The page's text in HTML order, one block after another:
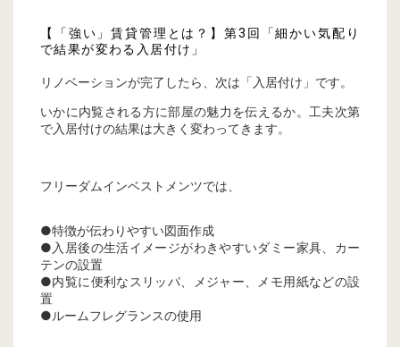
【「強い」賃貸管理とは？】第3回「細かい気配り
で結果が変わる入居付け」
リノベーションが完了したら、次は「入居付け」です。
いかに内覧される方に部屋の魅力を伝えるか。工夫次第
で入居付けの結果は大きく変わってきます。
フリーダムインベストメンツでは、
●特徴が伝わりやすい図面作成
●入居後の生活イメージがわきやすいダミー家具、カー
テンの設置
●内覧に便利なスリッパ、メジャー、メモ用紙などの設
置
●ルームフレグランスの使用